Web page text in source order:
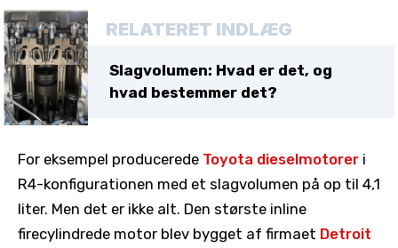
RELATERET INDLÆG
Slagvolumen: Hvad er det, og
hvad bestemmer det?
For eksempel producerede Toyota dieselmotorer i
R4-konfigurationen med et slagvolumen på op til 4,1
liter. Men det er ikke alt. Den største inline
firecylindrede motor blev bygget af firmaet Detroit